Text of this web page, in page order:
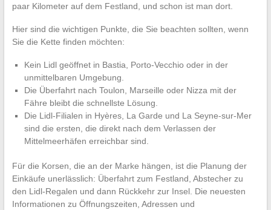
paar Kilometer auf dem Festland, und schon ist man dort.
Hier sind die wichtigen Punkte, die Sie beachten sollten, wenn
Sie die Kette finden möchten:
Kein Lidl geöffnet in Bastia, Porto-Vecchio oder in der
unmittelbaren Umgebung.
Die Überfahrt nach Toulon, Marseille oder Nizza mit der
Fähre bleibt die schnellste Lösung.
Die Lidl-Filialen in Hyères, La Garde und La Seyne-sur-Mer
sind die ersten, die direkt nach dem Verlassen der
Mittelmeerhäfen erreichbar sind.
Für die Korsen, die an der Marke hängen, ist die Planung der
Einkäufe unerlässlich: Überfahrt zum Festland, Abstecher zu
den Lidl-Regalen und dann Rückkehr zur Insel. Die neuesten
Informationen zu Öffnungszeiten, Adressen und